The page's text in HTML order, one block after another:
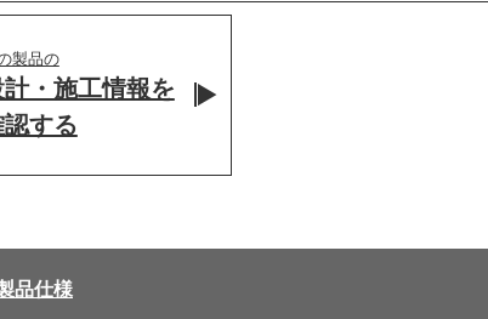
製品の
・施工情報を
する
品仕様